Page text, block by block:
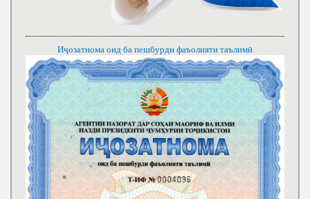
Иҷозатнома оид ба пешбурди фаъолияти таълимӣ